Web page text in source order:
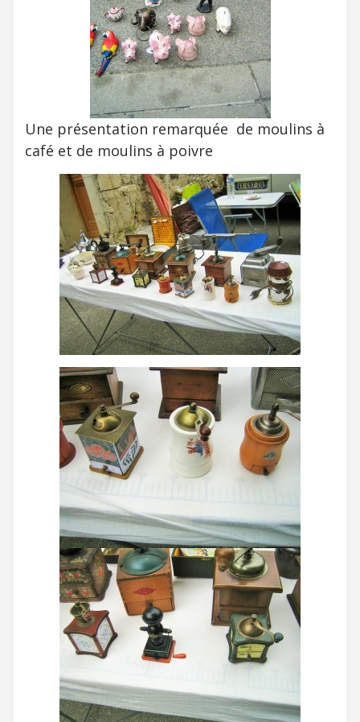
Une présentation remarquée de moulins à
café et de moulins à poivre